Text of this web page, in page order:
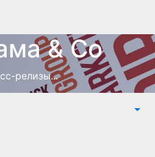
& Co
релизы...